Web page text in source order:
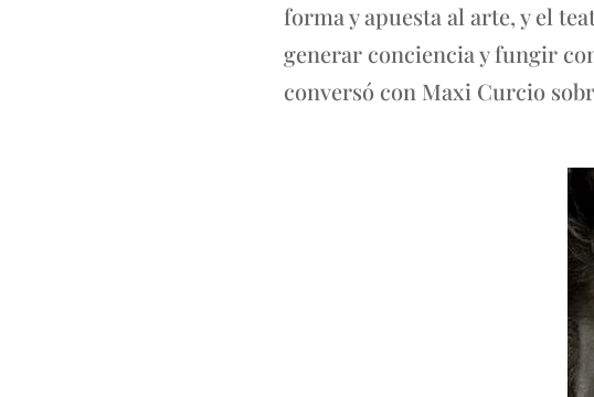
forma y apuesta al arte, y el
generar conciencia y fungir
conversó con Maxi Curcio